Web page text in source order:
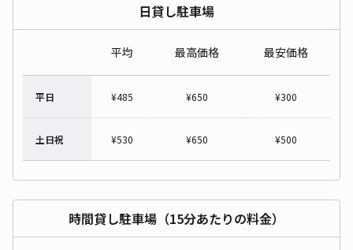
日貸し駐車場
平均 最高価格 最安価格
平日 ¥485 ¥650 ¥300
土日祝 ¥530 ¥650 ¥500
時間貸し駐車場（15分あたりの料金）